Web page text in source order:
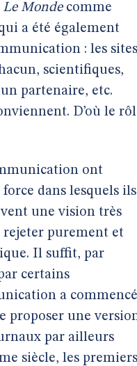
Le Mondecomme
a été également
: les sites
scientifiques,
partenaire, etc.
D’où le
ont
dans lesquels ils
une vision très
rejeter purement et
Il suffit, par
certains
a commencé
proposer une
par ailleurs
siècle, les premiers